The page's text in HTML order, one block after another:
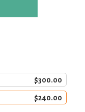
$300.00
$240.00